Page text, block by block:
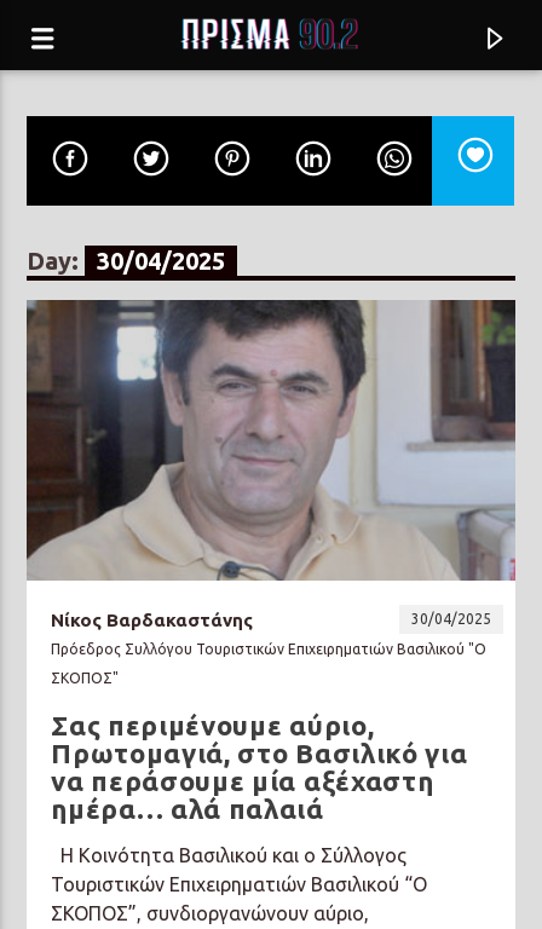
ΔΥΣΔΑΙΜΟΝΑ
ΓΙΩΡΓΟΣ ΝΤΑΛΑΡΑΣ
Prisma Radio 90,2
Day: 30/04/2025
Νίκος Βαρδακαστάνης
30/04/2025
Πρόεδρος Συλλόγου Τουριστικών Επιχειρηματιών Βασιλικού "Ο
ΣΚΟΠΟΣ"
Σας περιμένουμε αύριο,
Πρωτομαγιά, στο Βασιλικό για
να περάσουμε μία αξέχαστη
ημέρα… αλά παλαιά
Η Κοινότητα Βασιλικού και ο Σύλλογος
Τουριστικών Επιχειρηματιών Βασιλικού “Ο
ΣΚΟΠΟΣ”, συνδιοργανώνουν αύριο,